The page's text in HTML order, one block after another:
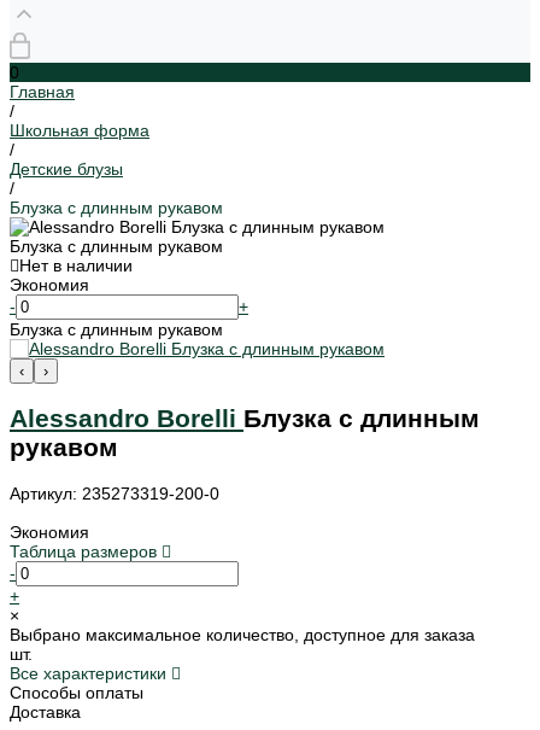
0
Главная
/
Школьная форма
/
Детские блузы
/
Блузка с длинным рукавом
Блузка с длинным рукавом
Нет в наличии
Экономия
-
+
Блузка с длинным рукавом
‹ ›
Alessandro Borelli Блузка с длинным
рукавом
Артикул: 235273319-200-0
Экономия
Таблица размеров
-
+
×
Выбрано максимальное количество, доступное для заказа
шт.
Все характеристики
Способы оплаты
Доставка